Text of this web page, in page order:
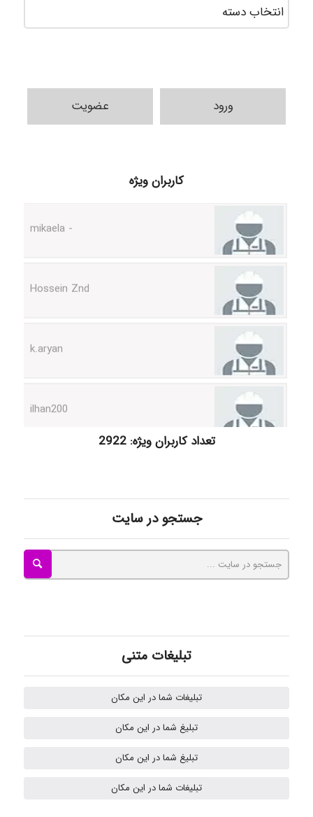
ورود عضویت
کاربران ویژه
H.ghaedi
Tavan
تعداد کاربران ویژه: 2922
جستجو در سایت
تبلیغات متنی
تبلیغات شما در این مکان
تبلیغ شما در این مکان
تبلیغ شما در این مکان
تبلیغات شما در این مکان